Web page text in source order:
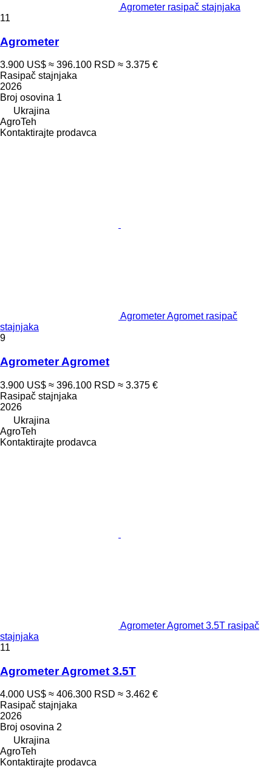
Agrometer rasipač stajnjaka
11
Agrometer
3.900 US$ ≈ 396.100 RSD ≈ 3.375 €
Rasipač stajnjaka
2026
Broj osovina 1
Ukrajina
AgroTeh
Kontaktirajte prodavca
Agrometer Agromet rasipač
stajnjaka
9
Agrometer Agromet
3.900 US$ ≈ 396.100 RSD ≈ 3.375 €
Rasipač stajnjaka
2026
Ukrajina
AgroTeh
Kontaktirajte prodavca
Agrometer Agromet 3.5T rasipač
stajnjaka
11
Agrometer Agromet 3.5T
4.000 US$ ≈ 406.300 RSD ≈ 3.462 €
Rasipač stajnjaka
2026
Broj osovina 2
Ukrajina
AgroTeh
Kontaktirajte prodavca